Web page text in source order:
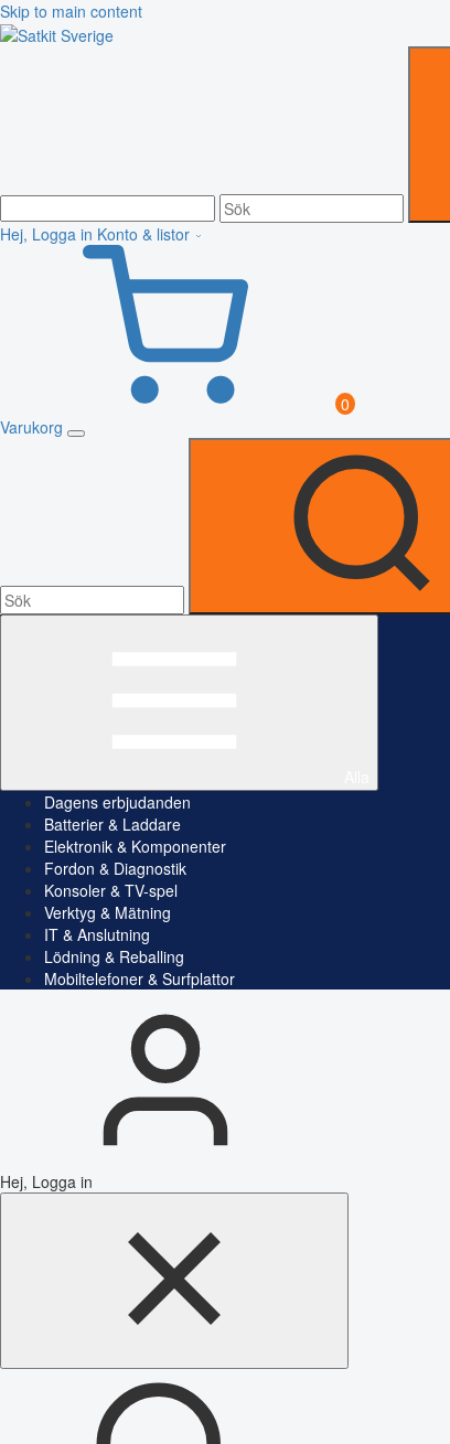
Skip to main content
Hej, Logga in Konto & listor
0
Varukorg
Dagens erbjudanden
Batterier & Laddare
Elektronik & Komponenter
Fordon & Diagnostik
Konsoler & TV-spel
Verktyg & Mätning
IT & Anslutning
Lödning & Reballing
Mobiltelefoner & Surfplattor
Hej, Logga in